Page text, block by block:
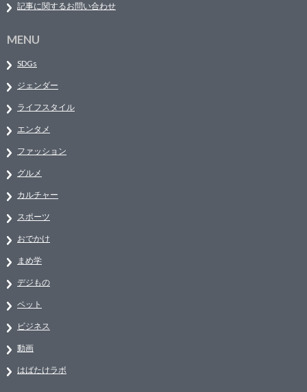
記事に関するお問い合わせ
MENU
SDGs
ジェンダー
ライフスタイル
エンタメ
ファッション
グルメ
カルチャー
スポーツ
おでかけ
まめ学
デジもの
ペット
ビジネス
動画
はばたけラボ